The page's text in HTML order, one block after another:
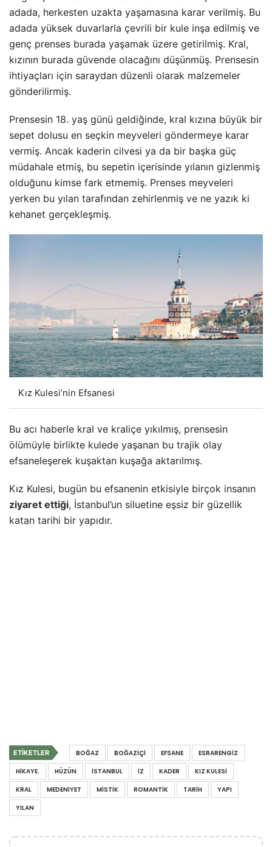
adada, herkesten uzakta yaşamasına karar verilmiş. Bu
adada yüksek duvarlarla çevrili bir kule inşa edilmiş ve
genç prenses burada yaşamak üzere getirilmiş. Kral,
kızının burada güvende olacağını düşünmüş. Prensesin
ihtiyaçları için saraydan düzenli olarak malzemeler
gönderilirmiş.
Prensesin 18. yaş günü geldiğinde, kral kızına büyük bir
sepet dolusu en seçkin meyveleri göndermeye karar
vermiş. Ancak kaderin cilvesi ya da bir başka güç
müdahale etmiş, bu sepetin içerisinde yılanın gizlenmiş
olduğunu kimse fark etmemiş. Prenses meyveleri
yerken bu yılan tarafından zehirlenmiş ve ne yazık ki
kehanet gerçekleşmiş.
Kız Kulesi’nin Efsanesi
Bu acı haberle kral ve kraliçe yıkılmış, prensesin
ölümüyle birlikte kulede yaşanan bu trajik olay
efsaneleşerek kuşaktan kuşağa aktarılmış.
Kız Kulesi, bugün bu efsanenin etkisiyle birçok insanın
ziyaret ettiği, İstanbul’un siluetine eşsiz bir güzellik
katan tarihi bir yapıdır.
ETIKETLER BOĞAZ BOĞAZIÇI EFSANE
ESRARENGIZ
HIKAYE.
HÜZÜN İSTANBUL IZ KADER
KIZ KULESI
KRAL
MEDENIYET MISTIK ROMANTIK TARIH
YAPI
YILAN